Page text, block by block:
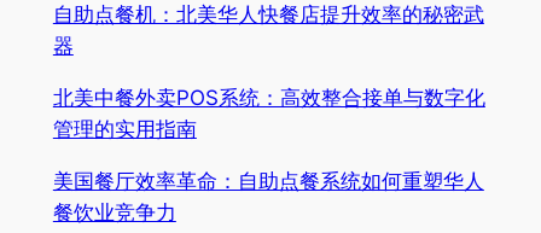
自助点餐机：北美华人快餐店提升效率的秘密武
器
北美中餐外卖POS系统：高效整合接单与数字化
管理的实用指南
美国餐厅效率革命：自助点餐系统如何重塑华人
餐饮业竞争力